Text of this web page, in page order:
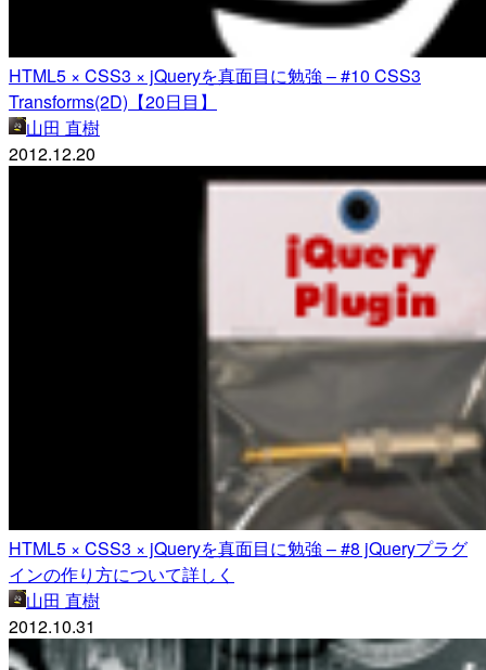
HTML5 × CSS3 × jQueryを真面目に勉強 – #10 CSS3
Transforms(2D)【20日目】
山田 直樹
2012.12.20
HTML5 × CSS3 × jQueryを真面目に勉強 – #8 jQueryプラグ
インの作り方について詳しく
山田 直樹
2012.10.31